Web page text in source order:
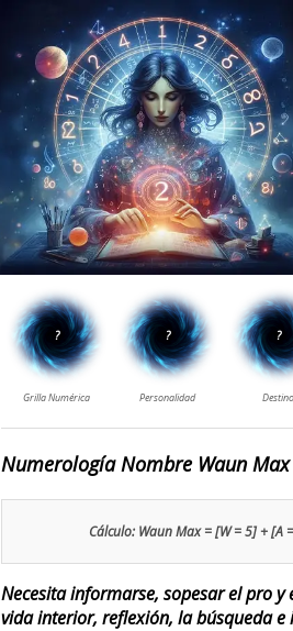
Numerología Nombre Waun Max
Cálculo: Waun Max = [W = 5] +
Necesita informarse, sopesar el pro
vida interior, reflexión, la búsqueda e